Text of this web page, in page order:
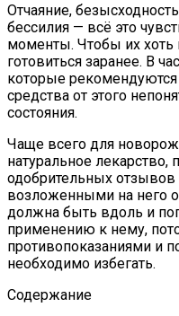
Отчаяние,
бессилия — всё это
моменты. Чтобы их хоть
готовиться заранее. В
которые
средства от этого
состояния.
Чаще всего для
натуральное
одобрительных
возложенными на него
должна быть вдоль и
применению к нему,
противопоказаниями и
необходимо избегать.
Содержание